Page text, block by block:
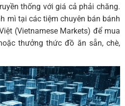
thống với giá cả phải chăng.
mì tại các tiệm chuyên bán bánh
(Vietnamese Markets) để mua
thưởng thức đồ ăn sẵn, chè,